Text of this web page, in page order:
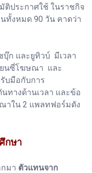
ประกาศใช้ ในราชกิจ
ทั้งหมด 90 วัน คาดว่า
บุ๊ก และยูทิวบ์ มีเวลา
ยนซี่โฆษณา และ
รับมือกับการ
ทางด้านเวลา และข้อ
าใน 2 แพลทฟอร์มดัง
กษา
มา ตัวแทนจาก